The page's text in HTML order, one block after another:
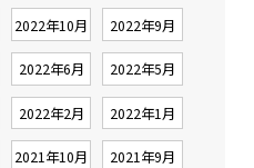
2022年10月 2022年9月
2022年6月 2022年5月
2022年2月 2022年1月
2021年10月 2021年9月